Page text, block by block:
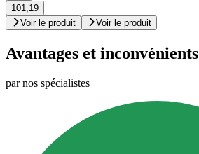
101,19
Voir le produit
Voir le produit
Avantages et inconvénients
par nos spécialistes